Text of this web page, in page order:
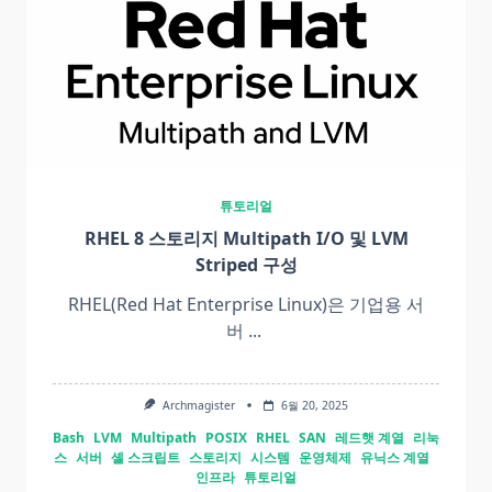
튜토리얼
RHEL 8 스토리지 Multipath I/O 및 LVM
Striped 구성
RHEL(Red Hat Enterprise Linux)은 기업용 서
버 ...
Archmagister 6월 20, 2025
Bash LVM Multipath POSIX RHEL SAN 레드햇 계열 리눅
스 서버 셸 스크립트 스토리지 시스템 운영체제 유닉스 계열
인프라 튜토리얼